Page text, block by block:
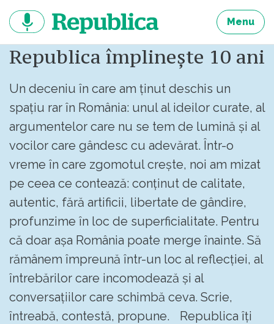
continut
Menu
Republica împlinește 10 ani
Un deceniu în care am ținut deschis un
spațiu rar în România: unul al ideilor curate, al
argumentelor care nu se tem de lumină și al
vocilor care gândesc cu adevărat. Într-o
vreme în care zgomotul crește, noi am mizat
pe ceea ce contează: conținut de calitate,
autentic, fără artificii, libertate de gândire,
profunzime în loc de superficialitate. Pentru
că doar așa România poate merge înainte. Să
rămânem împreună într-un loc al reflecției, al
întrebărilor care incomodează și al
conversațiilor care schimbă ceva. Scrie,
întreabă, contestă, propune. Republica îți